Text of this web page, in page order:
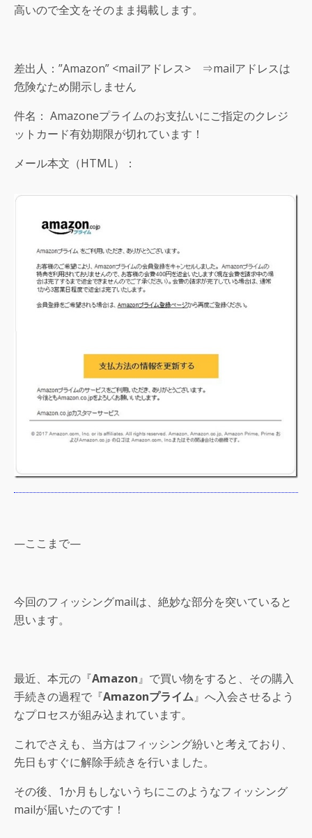
高いので全文をそのまま掲載します。
差出人：”Amazon” <mailアドレス> ⇒mailアドレスは
危険なため開示しません
件名： Amazoneプライムのお支払いにご指定のクレジ
ットカード有効期限が切れています！
メール本文（HTML）：
—ここまで—
今回のフィッシングmailは、絶妙な部分を突いていると
思います。
最近、本元の『Amazon』で買い物をすると、その購入
手続きの過程で『Amazonプライム』へ入会させるよう
なプロセスが組み込まれています。
これでさえも、当方はフィッシング紛いと考えており、
先日もすぐに解除手続きを行いました。
その後、1か月もしないうちにこのようなフィッシング
mailが届いたのです！